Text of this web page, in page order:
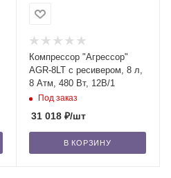
Компрессор "Агрессор"
AGR-8LT с ресивером, 8 л,
8 Атм, 480 Вт, 12В/1
Под заказ
31 018₽/шт
В КОРЗИНУ